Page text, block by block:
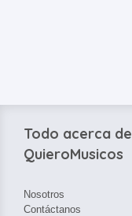
Todo acerca de
QuieroMusicos
Nosotros
Contáctanos